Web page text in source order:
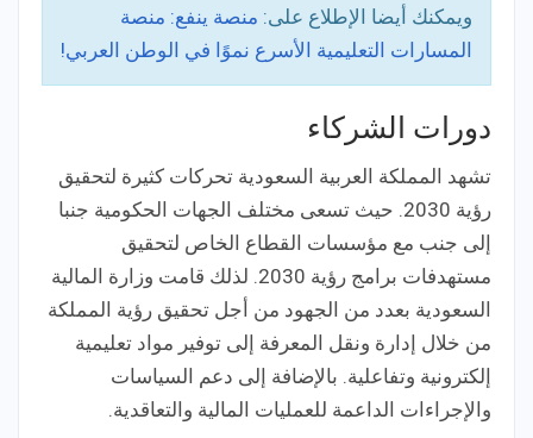
ويمكنك أيضا الإطلاع على: منصة ينفع: منصة
المسارات التعليمية الأسرع نموًا في الوطن العربي!
دورات الشركاء
تشهد المملكة العربية السعودية تحركات كثيرة لتحقيق
رؤية 2030. حيث تسعى مختلف الجهات الحكومية جنبا
إلى جنب مع مؤسسات القطاع الخاص لتحقيق
مستهدفات برامج رؤية 2030. لذلك قامت وزارة المالية
السعودية بعدد من الجهود من أجل تحقيق رؤية المملكة
من خلال إدارة ونقل المعرفة إلى توفير مواد تعليمية
إلكترونية وتفاعلية. بالإضافة إلى دعم السياسات
والإجراءات الداعمة للعمليات المالية والتعاقدية.